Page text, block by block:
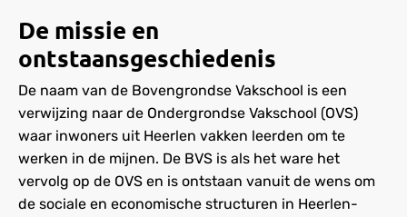
De missie en
ontstaansgeschiedenis
De naam van de Bovengrondse Vakschool is een
verwijzing naar de Ondergrondse Vakschool (OVS)
waar inwoners uit Heerlen vakken leerden om te
werken in de mijnen. De BVS is als het ware het
vervolg op de OVS en is ontstaan vanuit de wens om
de sociale en economische structuren in Heerlen-